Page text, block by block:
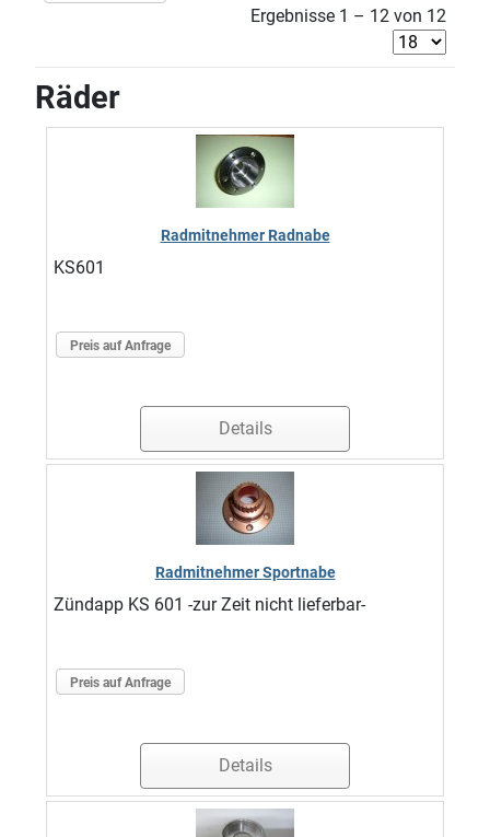
Ergebnisse 1 – 12 von 12
Räder
Radmitnehmer Radnabe
KS601
Preis auf Anfrage
Details
Radmitnehmer Sportnabe
Zündapp KS 601 -zur Zeit nicht lieferbar-
Preis auf Anfrage
Details